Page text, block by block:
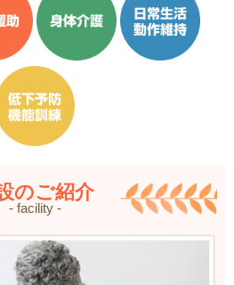
のご紹介
- facility -